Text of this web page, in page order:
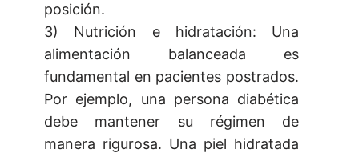
posición.
3) Nutrición e hidratación: Una
alimentación balanceada es
fundamental en pacientes postrados.
Por ejemplo, una persona diabética
debe mantener su régimen de
manera rigurosa. Una piel hidratada